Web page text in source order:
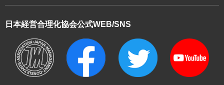
日本経営合理化協会公式WEB/SNS